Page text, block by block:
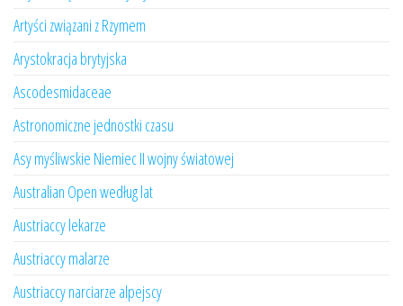
Artyści związani z Rzymem
Arystokracja brytyjska
Ascodesmidaceae
Astronomiczne jednostki czasu
Asy myśliwskie Niemiec II wojny światowej
Australian Open według lat
Austriaccy lekarze
Austriaccy malarze
Austriaccy narciarze alpejscy